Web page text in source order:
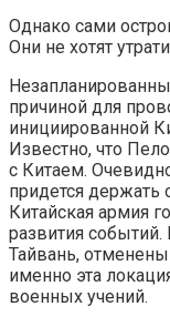
Однако сами
Они не хотят
причиной для
инициированной
Известно, что
с Китаем.
придется держать
Китайская армия
развития
Тайвань,
именно эта
военных учений.